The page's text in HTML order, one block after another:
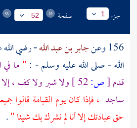
جزء 1 صفحة 52
156 وعن جابر بن عبد الله- رضي
الله - صلى الله عليه وسلم - :"ما
قدم[ص:
ولا شبر ولا كف ،
ساجد ، فإذا كان يوم القيامة قالوا
حق عبادتك إلا أنا لم نشرك بك شيئا ".